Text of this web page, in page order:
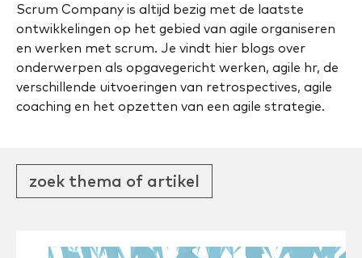
Scrum Company is altijd bezig met de laatste
ontwikkelingen op het gebied van agile organiseren
en werken met scrum. Je vindt hier blogs over
onderwerpen als opgavegericht werken, agile hr, de
verschillende uitvoeringen van retrospectives, agile
coaching en het opzetten van een agile strategie.
zoek thema of artikel